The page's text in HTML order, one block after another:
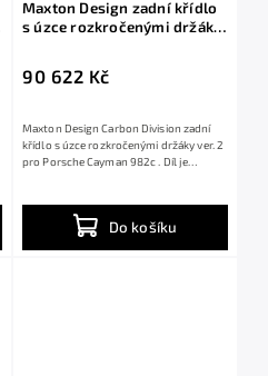
Maxton Design zadní křídlo
s úzce rozkročenými držáky
90 622 Kč
Do košíku
Maxton Design Carbon Division zadní
křídlo s úzce rozkročenými držáky ver. 2
pro Porsche Cayman 982c . Díl je